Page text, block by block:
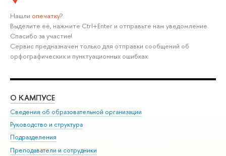
Нашли опечатку?
Выделите её, нажмите Ctrl+Enter и отправьте нам уведомление.
Спасибо за участие!
Сервис предназначен только для отправки сообщений об
орфографических и пунктуационных ошибках.
О КАМПУСЕ
Сведения об образовательной организации
Руководство и структура
Подразделения
Преподаватели и сотрудники